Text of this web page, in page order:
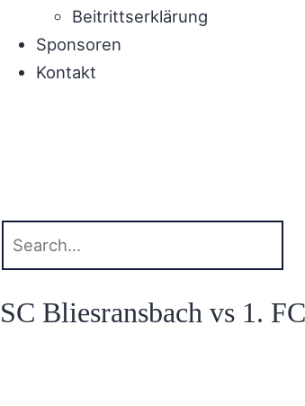
Beitrittserklärung
Sponsoren
Kontakt
SC Bliesransbach vs 1.